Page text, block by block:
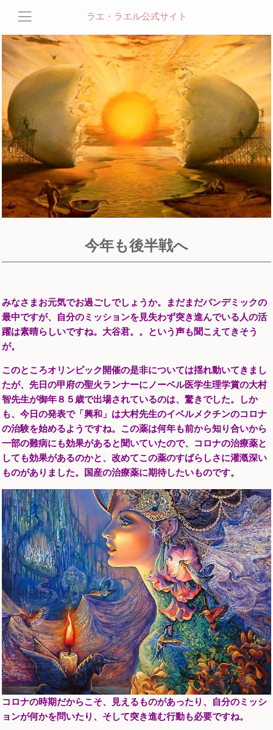
ラエ・ラエル公式サイト
今年も後半戦へ
みなさまお元気でお過ごしでしょうか。まだまだパンデミックの
最中ですが、自分のミッションを見失わず突き進んでいる人の活
躍は素晴らしいですね。大谷君。。という声も聞こえてきそう
が。
このところオリンピック開催の是非については揺れ動いてきまし
たが、先日の甲府の聖火ランナーにノーベル医学生理学賞の大村
智先生が御年８５歳で出場されているのは、驚きでした。しか
も、今日の発表で「興和」は大村先生のイベルメクチンのコロナ
の治験を始めるようですね。この薬は何年も前から知り合いから
一部の難病にも効果があると聞いていたので、コロナの治療薬と
しても効果があるのかと、改めてこの薬のすばらしさに灌漑深い
ものがありました。国産の治療薬に期待したいものです。
コロナの時期だからこそ、見えるものがあったり、自分のミッシ
ョンが何かを問いたり、 そして突き進む行動も必要ですね。